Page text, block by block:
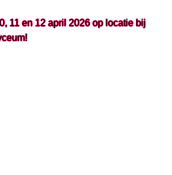
11 en 12 april 2026 op locatie bij